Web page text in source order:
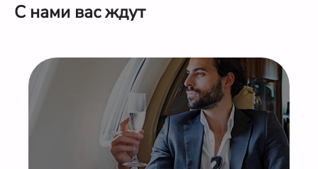
С нами вас ждут